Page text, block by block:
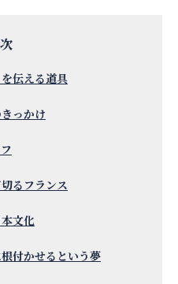
伝える道具
っかけ
るフランス
文化
付かせるという夢